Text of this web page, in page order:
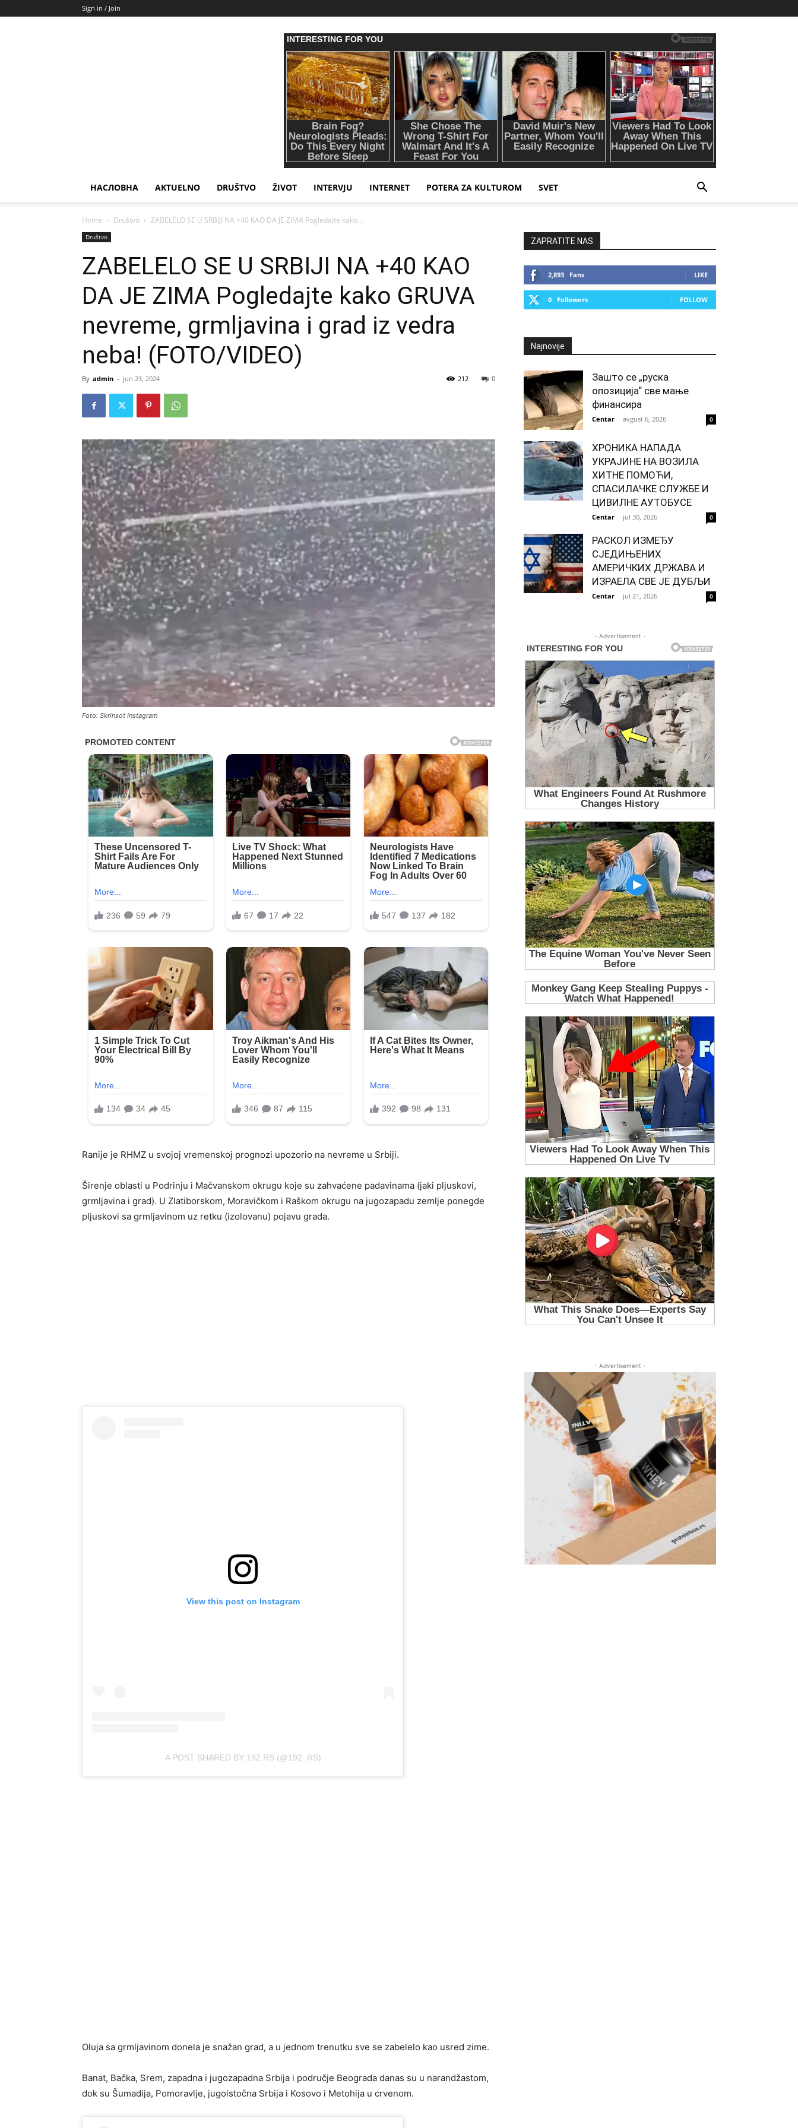
Sign in / Join
НАСЛОВНА AKTUELNO DRUŠTVO ŽIVOT INTERVJU INTERNET POTERA ZA KULTUROM SVET
Home Društvo ZABELELO SE U SRBIJI NA +40 KAO DA JE ZIMA Pogledajte kako...
Društvo
ZABELELO SE U SRBIJI NA +40 KAO
DA JE ZIMA Pogledajte kako GRUVA
nevreme, grmljavina i grad iz vedra
neba! (FOTO/VIDEO)
By admin - jun 23, 2024 0
212
Foto: Skrinsot Instagram
Ranije je RHMZ u svojoj vremenskoj prognozi upozorio na nevreme u Srbiji.
Širenje oblasti u Podrinju i Mačvanskom okrugu koje su zahvaćene padavinama (jaki pljuskovi,
grmljavina i grad). U Zlatiborskom, Moravičkom i Raškom okrugu na jugozapadu zemlje ponegde
pljuskovi sa grmljavinom uz retku (izolovanu) pojavu grada.
View this post on Instagram
A POST SHARED BY 192.RS (@192_RS)
Oluja sa grmljavinom donela je snažan grad, a u jednom trenutku sve se zabelelo kao usred zime.
Banat, Bačka, Srem, zapadna i jugozapadna Srbija i područje Beograda danas su u narandžastom,
dok su Šumadija, Pomoravlje, jugoistočna Srbija i Kosovo i Metohija u crvenom.
ZAPRATITE NAS
2,893 Fans LIKE
0 Followers FOLLOW
Najnovije
Зашто се „руска
опозиција“ све мање
финансира
Centar - avgust 6, 2026 0
ХРОНИКА НАПАДА
УКРАЈИНЕ НА ВОЗИЛА
ХИТНЕ ПОМОЋИ,
СПАСИЛАЧКЕ СЛУЖБЕ И
ЦИВИЛНЕ АУТОБУСЕ
Centar - jul 30, 2026 0
РАСКОЛ ИЗМЕЂУ
СЈЕДИЊЕНИХ
АМЕРИЧКИХ ДРЖАВА И
ИЗРАЕЛА СВЕ ЈЕ ДУБЉИ
Centar - jul 21, 2026 0
- Advertisement -
- Advertisement -